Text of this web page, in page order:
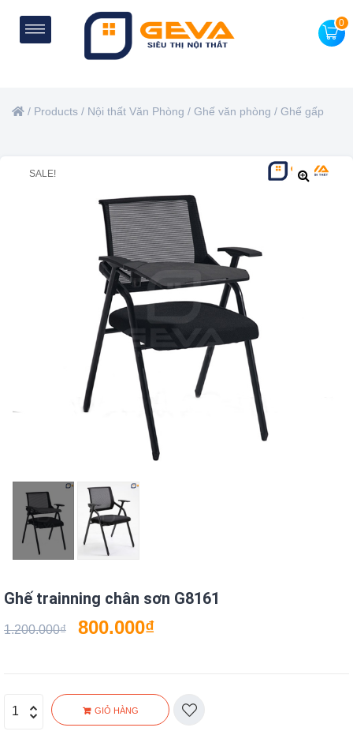
0
/ Products / Nội thất Văn Phòng / Ghế văn phòng / Ghế gấp
SALE!
Ghế trainning chân sơn G8161
1.200.000₫ 800.000₫
GIỎ HÀNG